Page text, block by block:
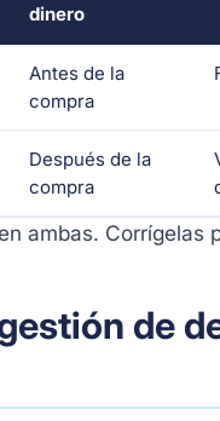
dinero
Antes de la
compra
Después de la
compra
ambas. Corrígelas
de